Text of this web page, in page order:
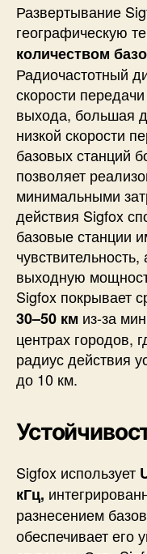
Развертывание
географическую
количеством
Радиочастотный
скорости
выхода, большая
низкой скорости
базовых станций
позволяет
минимальными
действия Sigfox
базовые станции
выходную
Sigfox покрывает
30–50 км из-за
центрах городов,
радиус действия
до 10 км.
Sigfox использует
кГц,
разнесением
обеспечивает его